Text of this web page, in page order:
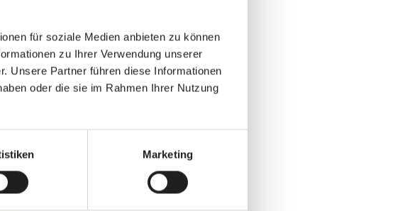
für soziale Medien anbieten zu können
zu Ihrer Verwendung unserer
Unsere Partner führen diese Informationen
oder die sie im Rahmen Ihrer Nutzung
Marketing